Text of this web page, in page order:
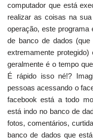
computador que está
realizar as coisas na
operação, este programa
de banco de dados
extremamente
geralmente é o tempo
É rápido isso né!?
pessoas acessando o
facebook está a todo
está indo no banco de
fotos, comentários,
banco de dados que